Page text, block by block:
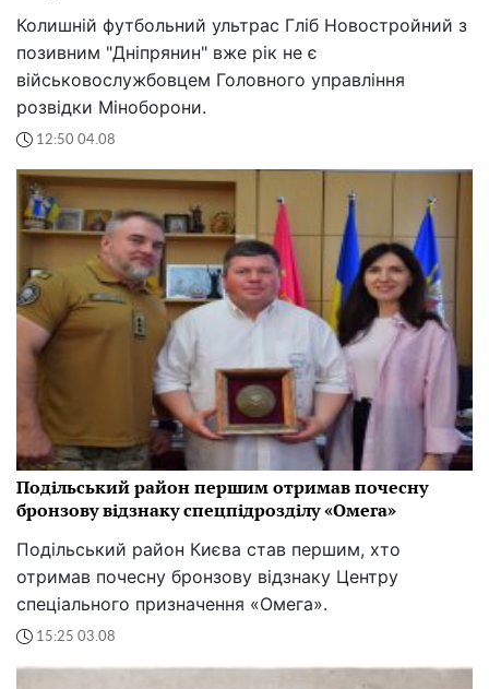
Колишній футбольний ультрас Гліб Новостройний з
позивним "Дніпрянин" вже рік не є
військовослужбовцем Головного управління
розвідки Міноборони.
12:50 04.08
Подільський район першим отримав почесну
бронзову відзнаку спецпідрозділу «Омега»
Подільський район Києва став першим, хто
отримав почесну бронзову відзнаку Центру
спеціального призначення «Омега».
15:25 03.08